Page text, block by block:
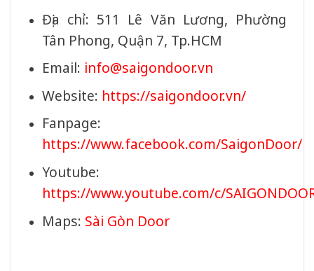
Địa chỉ: 511 Lê Văn Lương, Phường
Tân Phong, Quận 7, Tp.HCM
Email: info@saigondoor.vn
Website: https://saigondoor.vn/
Fanpage:
https://www.facebook.com/SaigonDoor/
Youtube:
https://www.youtube.com/c/
Maps: Sài Gòn Door